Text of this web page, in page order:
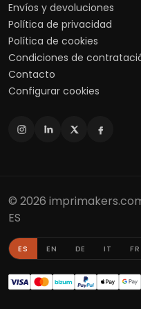
Envíos y devoluciones
Política de privacidad
Política de cookies
Condiciones de
Contacto
Configurar cookies
© 2026
ES
ES EN DE IT FR